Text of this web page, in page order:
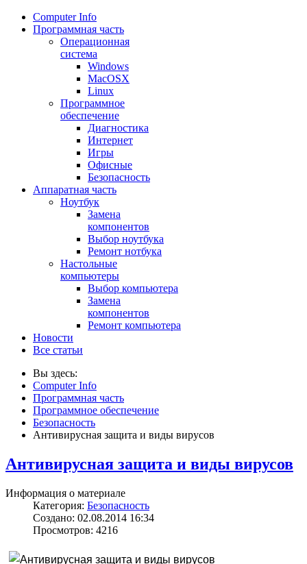
Сomputer Info
Программная часть
Операционная
система
Windows
MacOSX
Linux
Программное
обеспечение
Диагностика
Интернет
Игры
Офисные
Безопасность
Аппаратная часть
Ноутбук
Замена
компонентов
Выбор ноутбука
Ремонт нотбука
Настольные
компьютеры
Выбор компьютера
Замена
компонентов
Ремонт компьютера
Новости
Все статьи
Вы здесь:
Computer Info
Программная часть
Программное обеспечение
Безопасность
Антивирусная защита и виды вирусов
Антивирусная защита и виды вирусов
Информация о материале
Категория: Безопасность
Создано: 02.08.2014 16:34
Просмотров: 4216